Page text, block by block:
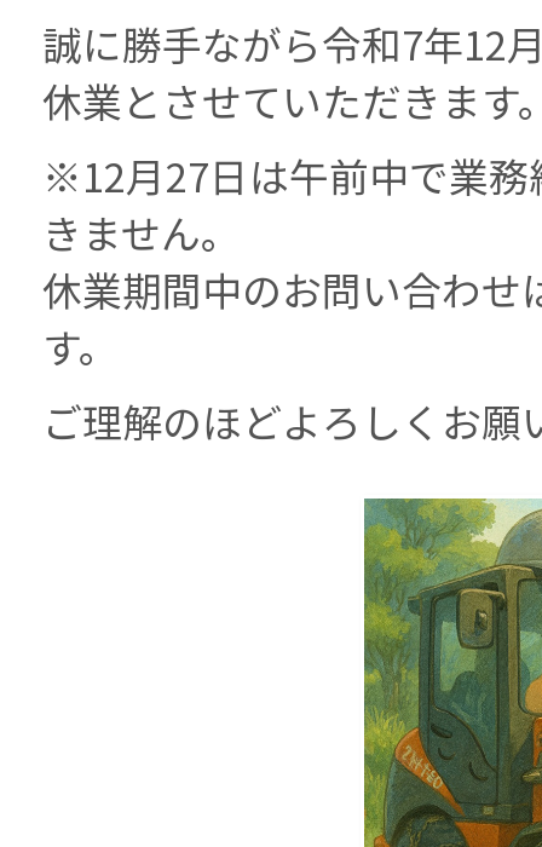
誠に勝手ながら令和7年12
休業とさせていただきます
※12月27日は午前中で業
きません。
休業期間中のお問い合わ
す。
ご理解のほどよろしくお願